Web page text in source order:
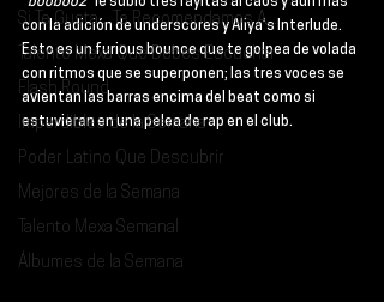
Si Te Gusta... Te Recomendamos A...
Talento Mexa Que Debes Escuchar
Flash Round
Imperdibles de la Semana
Poder Latino Que Descubrir
Mejores de la Semana
Talento Mexa Semanal
Álbumes de la Semana
con la adición de underscores y Aliya’s Interlude.
Esto es un furious bounce que te golpea de volada
con ritmos que se superponen; las tres voces se
avientan las barras encima del beat como si
estuvieran en una pelea de rap en el club.